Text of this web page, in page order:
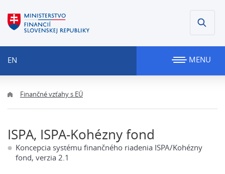
EN MENU
Finančné vzťahy s EÚ
ISPA, ISPA-Kohézny fond
Koncepcia systému finančného riadenia ISPA/Kohézny
fond, verzia 2.1